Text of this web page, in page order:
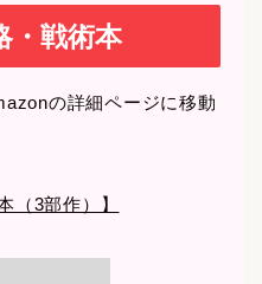
・戦術本
の詳細ページに移動
（3部作）】